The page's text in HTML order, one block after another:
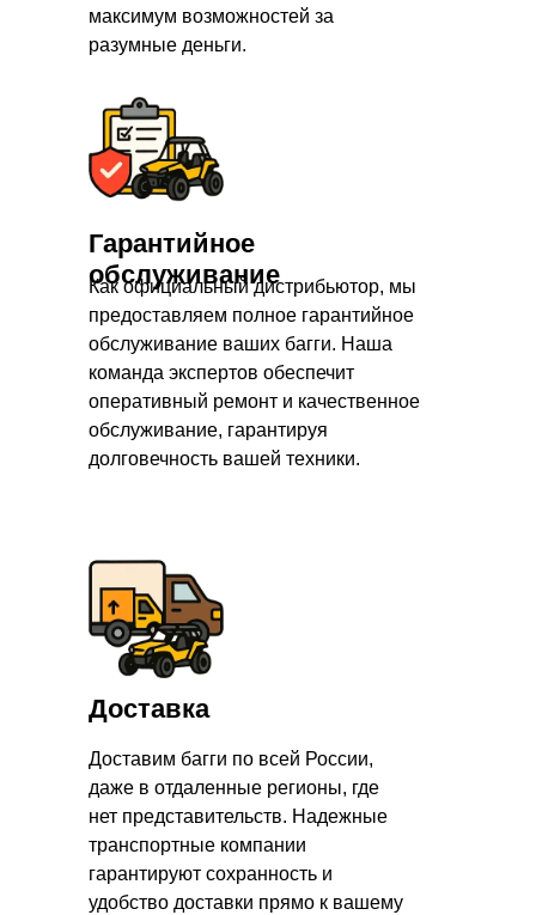
Гарантийное
обслуживание
Доставка
Как официальный дистрибьютор, мы
предоставляем полное гарантийное
обслуживание ваших багги. Наша
команда экспертов обеспечит
оперативный ремонт и качественное
обслуживание, гарантируя
долговечность вашей техники.
Доставим багги по всей России,
даже в отдаленные регионы, где
нет представительств. Надежные
транспортные компании
гарантируют сохранность и
удобство доставки прямо к вашему
максимум возможностей за
разумные деньги.